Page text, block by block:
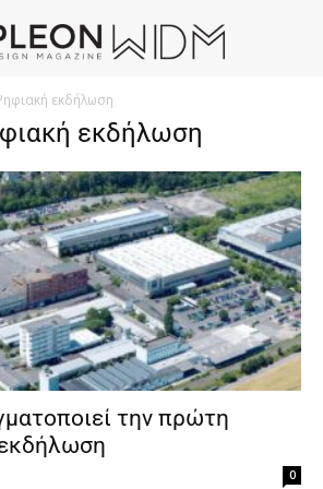
εκδήλωση
εκδήλωση
την πρώτη
0